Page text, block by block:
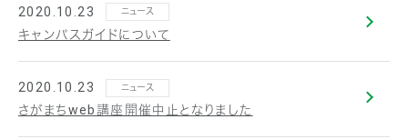
2020.10.23 ニュース
キャンパスガイドについて
2020.10.23 ニュース
さがまちweb講座開催中止となりました